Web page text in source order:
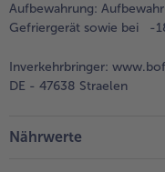
Aufbewahrung:
Gefriergerät sowie bei -
Inverkehrbringer:
DE - 47638 Straelen
Nährwerte